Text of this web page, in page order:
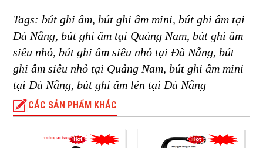
Tags: bút ghi âm, bút ghi âm mini, bút ghi âm tại
Đà Nẵng, bút ghi âm tại Quảng Nam, bút ghi âm
siêu nhỏ, bút ghi âm siêu nhỏ tại Đà Nẵng, bút
ghi âm siêu nhỏ tại Quảng Nam, bút ghi âm mini
tại Đà Nẵng, bút ghi âm lén tại Đà Nẵng
CÁC SẢN PHẨM KHÁC